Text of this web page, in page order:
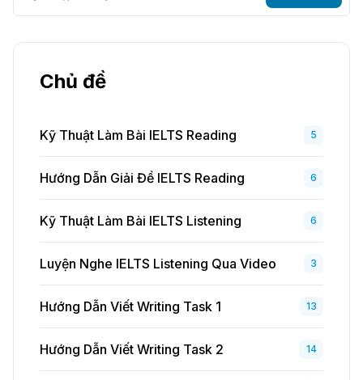
Chủ đề
Kỹ Thuật Làm Bài IELTS Reading 5
Hướng Dẫn Giải Đề IELTS Reading 6
Kỹ Thuật Làm Bài IELTS Listening 6
Luyện Nghe IELTS Listening Qua Video 3
Hướng Dẫn Viết Writing Task 1 13
Hướng Dẫn Viết Writing Task 2 14